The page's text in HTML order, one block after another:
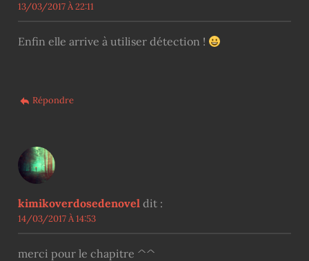
13/03/2017 À 22:11
Enfin elle arrive à utiliser détection !
Répondre
kimikoverdosedenovel dit :
14/03/2017 À 14:53
merci pour le chapitre ^^